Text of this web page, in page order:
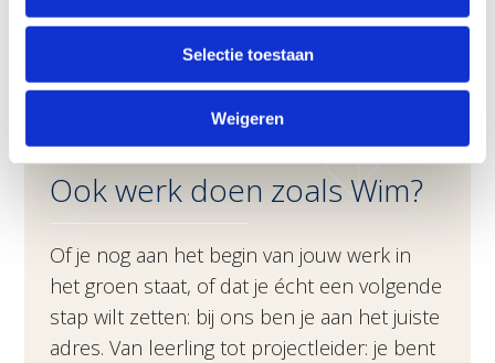
Selectie toestaan
Weigeren
aanpakken houdt en wilt leren, kom je bij Verheij heel
Ook werk doen zoals Wim?
Of je nog aan het begin van jouw werk in
het groen staat, of dat je écht een volgende
stap wilt zetten: bij ons ben je aan het juiste
adres. Van leerling tot projectleider: je bent